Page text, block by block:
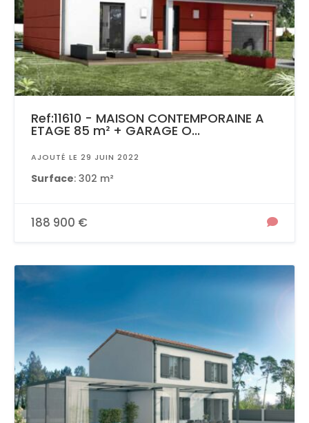
Ref:11610 - MAISON CONTEMPORAINE A
ETAGE 85 m² + GARAGE O...
AJOUTÉ LE 29 JUIN 2022
Surface: 302 m²
188 900 €